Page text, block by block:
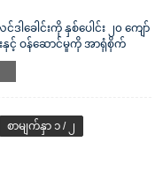
ခေါင်းကို နှစ်ပေါင်း ၂၀ ကျော်
ဝန်ဆောင်မှုကို အာရုံစိုက်
းအထောက်အထားပြမှုလက်မှတ်၊
ားသောအသုံးဝင်သော
စာမျက်နှာ ၁ / ၂